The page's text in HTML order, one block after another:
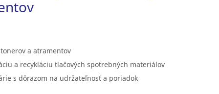
a atramentov
a recykláciu tlačových spotrebných materiálov
s dôrazom na udržateľnosť a poriadok